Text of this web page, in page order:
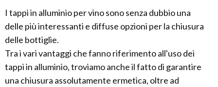
I tappi in alluminio per vino sono senza dubbio una
delle più interessanti e diffuse opzioni per la chiusura
delle bottiglie.
Tra i vari vantaggi che fanno riferimento all'uso dei
tappi in alluminio, troviamo anche il fatto di garantire
una chiusura assolutamente ermetica, oltre ad